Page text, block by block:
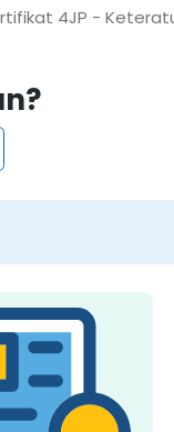
4JP -